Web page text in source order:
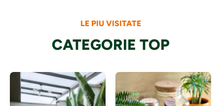
LE PIU VISITATE
CATEGORIE TOP